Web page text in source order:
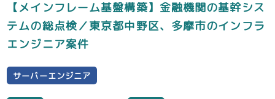
【メインフレーム基盤構築】金融機関の基幹シス
テムの総点検／東京都中野区、多摩市のインフラ
エンジニア案件
サーバーエンジニア